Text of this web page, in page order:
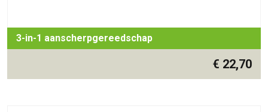
3-in-1 aanscherpgereedschap
€ 22,70